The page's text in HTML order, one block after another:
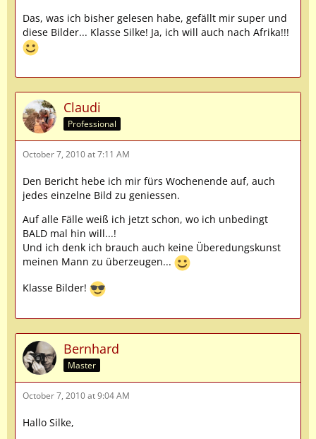
Das, was ich bisher gelesen habe, gefällt mir super und
diese Bilder... Klasse Silke! Ja, ich will auch nach Afrika!!!
Claudi
Professional
October 7, 2010 at 7:11 AM
Den Bericht hebe ich mir fürs Wochenende auf, auch
jedes einzelne Bild zu geniessen.
Auf alle Fälle weiß ich jetzt schon, wo ich unbedingt
BALD mal hin will...!
Und ich denk ich brauch auch keine Überedungskunst
meinen Mann zu überzeugen...
Klasse Bilder!
Bernhard
Master
October 7, 2010 at 9:04 AM
Hallo Silke,